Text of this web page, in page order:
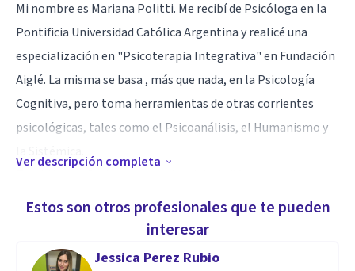
Mi nombre es Mariana Politti. Me recibí de Psicóloga en la
Pontificia Universidad Católica Argentina y realicé una
especialización en "Psicoterapia Integrativa" en Fundación
Aiglé. La misma se basa , más que nada, en la Psicología
Cognitiva, pero toma herramientas de otras corrientes
psicológicas, tales como el Psicoanálisis, el Humanismo y
Sustancias" y trabajé en una Comunidad Terapéutica con
pacientes con adicciones.
Ver descripción completa
Estos son otros profesionales que te pueden
interesar
Jessica Perez Rubio